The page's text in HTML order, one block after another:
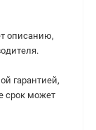
описанию,
гарантией,
срок может